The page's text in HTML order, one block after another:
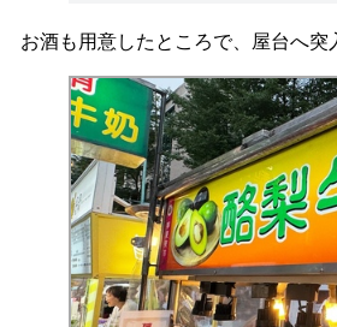
お酒も用意したところで、屋台へ突